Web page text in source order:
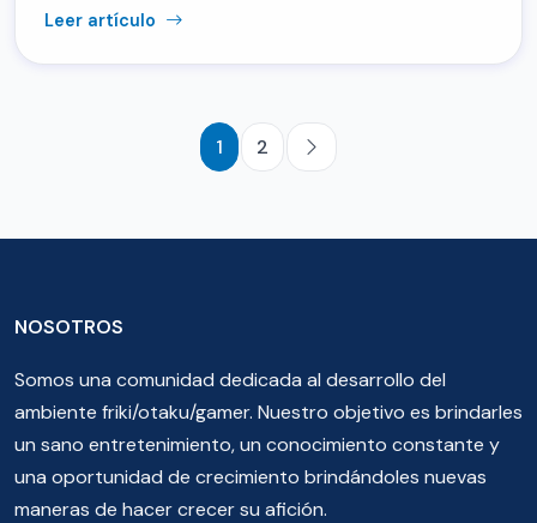
Leer artículo
1 2
NOSOTROS
Somos una comunidad dedicada al desarrollo del
ambiente friki/otaku/gamer. Nuestro objetivo es brindarles
un sano entretenimiento, un conocimiento constante y
una oportunidad de crecimiento brindándoles nuevas
maneras de hacer crecer su afición.